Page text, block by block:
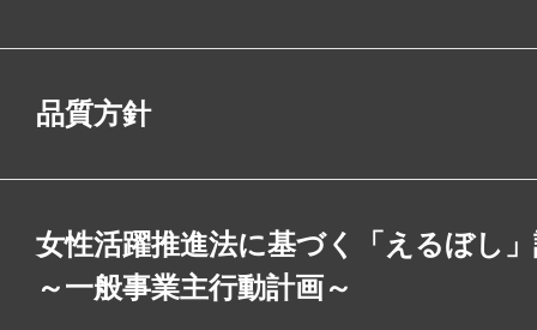
品質方針
女性活躍推進法に基づく「えるぼし
～一般事業主行動計画～